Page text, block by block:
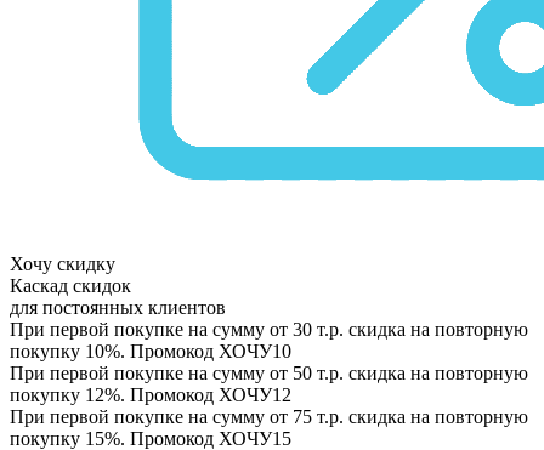
Хочу скидку
Каскад скидок
для постоянных клиентов
При первой покупке на сумму от 30 т.р. скидка на повторную
покупку 10%. Промокод ХОЧУ10
При первой покупке на сумму от 50 т.р. скидка на повторную
покупку 12%. Промокод ХОЧУ12
При первой покупке на сумму от 75 т.р. скидка на повторную
покупку 15%. Промокод ХОЧУ15